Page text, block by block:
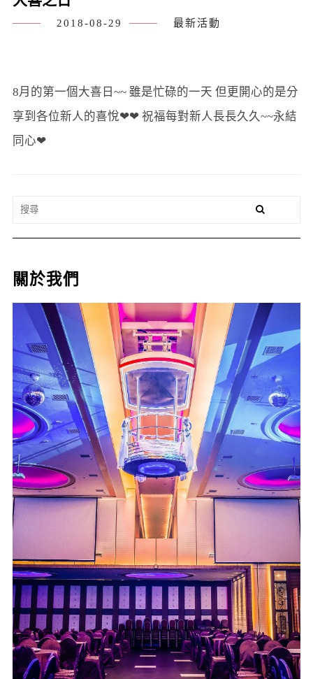
2018-08-29 最新活動
8月的第一個大喜日~~ 雖是忙碌的一天 但更開心的是分
享到各位新人的喜悅❤❤ 祝福每對新人長長久久~~永結
同心❤
關於我們